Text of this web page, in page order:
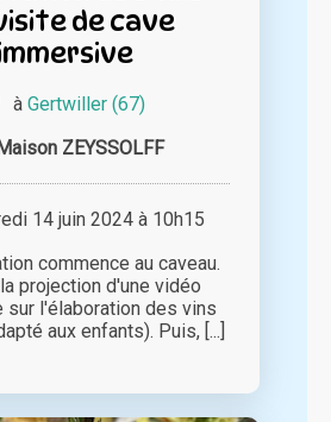
de cave
Gertwiller (67)
Maison ZEYSSOLFF
14 juin 2024 à 10h15
commence au caveau.
projection d'une vidéo
sur l'élaboration des vins
aux enfants). Puis, [...]